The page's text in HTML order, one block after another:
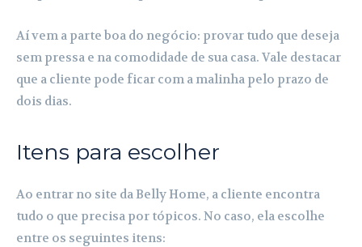
Aí vem a parte boa do negócio: provar tudo que deseja
sem pressa e na comodidade de sua casa. Vale destacar
que a cliente pode ficar com a malinha pelo prazo de
dois dias.
Itens para escolher
Ao entrar no site da Belly Home, a cliente encontra
tudo o que precisa por tópicos. No caso, ela escolhe
entre os seguintes itens: